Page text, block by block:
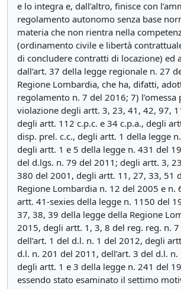
e lo integra e, dall’altro, finisce con
regolamento autonomo senza base
materia che non rientra nella
(ordinamento civile e libertà
di concludere contratti di locazione) ed
dall’art. 37 della legge regionale n. 27
Regione Lombardia, che ha, difatti,
regolamento n. 7 del 2016; 7) l’omessa
violazione degli artt. 3, 23, 41, 42, 97,
degli artt. 112 c.p.c. e 34 c.p.a., degli
disp. prel. c.c., degli artt. 1 della legge
degli artt. 1 e 5 della legge n. 431 del
del d.lgs. n. 79 del 2011; degli artt. 3,
380 del 2001, degli artt. 11, 27, 33, 51
Regione Lombardia n. 12 del 2005 e n.
artt. 41-sexies della legge n. 1150 del
37, 38, 39 della legge della Regione
2015, degli artt. 1, 3, 8 del reg. reg. n.
dell’art. 1 del d.l. n. 1 del 2012, degli
d.l. n. 201 del 2011, dell’art. 3 del d.l.
degli artt. 1 e 3 della legge n. 241 del
essendo stato esaminato il settimo